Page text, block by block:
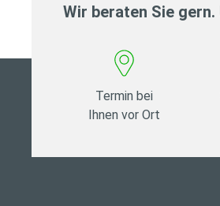
Wir beraten Sie
Termin bei
Ihnen vor Ort